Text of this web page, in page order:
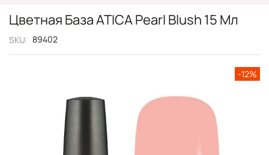
Цветная База ATICA Pearl Blush 15 Мл
SKU 89402
изображений
-12%